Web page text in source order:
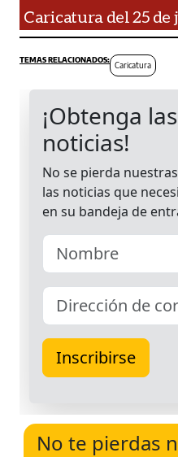
Caricatura del 25 de
Caricatura
No te pierdas